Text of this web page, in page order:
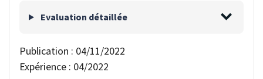
Evaluation détaillée
Publication : 04/11/2022
Expérience : 04/2022